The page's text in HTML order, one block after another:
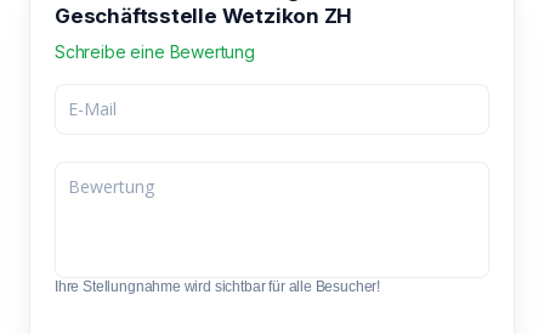
Geschäftsstelle Wetzikon ZH
Schreibe eine Bewertung
Ihre Stellungnahme wird sichtbar für alle Besucher!